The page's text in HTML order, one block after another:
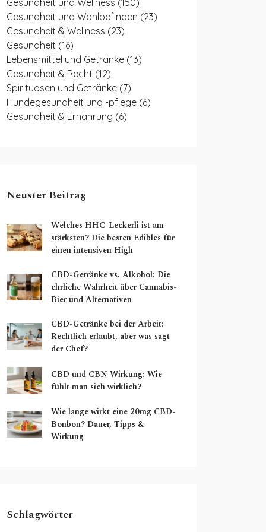
Gesundheit und Wellness (150)
Gesundheit und Wohlbefinden (23)
Gesundheit & Wellness (23)
Gesundheit (16)
Lebensmittel und Getränke (13)
Gesundheit & Recht (12)
Spirituosen und Getränke (7)
Hundegesundheit und -pflege (6)
Gesundheit & Ernährung (6)
Neuster Beitrag
Welches HHC-Leckerli ist am
stärksten? Die besten Edibles für
einen intensiven High
CBD-Getränke vs. Alkohol: Die
ehrliche Wahrheit über Cannabis-
Bier und Alternativen
CBD-Getränke bei der Arbeit:
Rechtlich erlaubt, aber was sagt
der Chef?
CBD und CBN Wirkung: Wie
fühlt man sich wirklich?
Wie lange wirkt eine 20mg CBD-
Bonbon? Dauer, Tipps &
Wirkung
Schlagwörter